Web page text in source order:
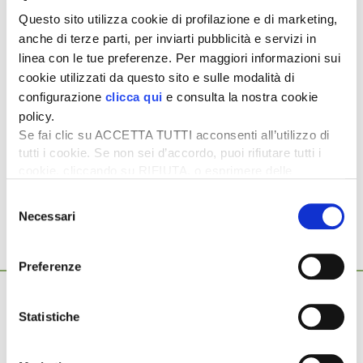
Questo sito utilizza cookie di profilazione e di marketing,
anche di terze parti, per inviarti pubblicità e servizi in
linea con le tue preferenze. Per maggiori informazioni sui
cookie utilizzati da questo sito e sulle modalità di
configurazione clicca qui e consulta la nostra cookie
policy.
Se fai clic su ACCETTA TUTTI acconsenti all’utilizzo di
tutti i cookie. Se non sei d’accordo, puoi rifiutare tutti i
desideri accettare e cliccando ACCETTA SELEZIONATI.
delNecessari
Preferenze
Statistiche
Sulla base di quanto sopra rappresentato, per il
pagamento dei saldi 2025, si invitano gli organismi
pagatori a utilizzare gli importi riportati nella colonna
verde dellatabellasopra riportata, dove è indicata la
sola parte relativa alla zootecnia.
Ti potrebbero interessare anche...
Mercato in crescita per l’agricoltura 4.0
Nel 2025, in Italia, l’agricoltura 4.0 è tornata al valore record di